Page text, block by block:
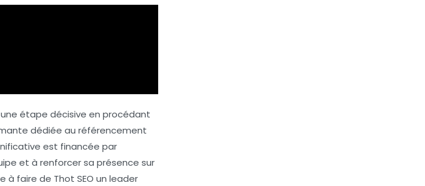
étape décisive en procédant
dédiée au référencement
est financée par
et à renforcer sa présence sur
à faire de Thot SEO un leader